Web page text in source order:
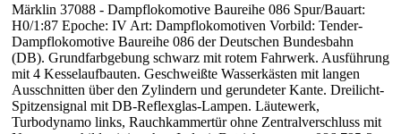
Märklin 37088 - Dampflokomotive Baureihe 086 Spur/Bauart:
H0/1:87 Epoche: IV Art: Dampflokomotiven Vorbild: Tender-
Dampflokomotive Baureihe 086 der Deutschen Bundesbahn
(DB). Grundfarbgebung schwarz mit rotem Fahrwerk. Ausführung
mit 4 Kesselaufbauten. Geschweißte Wasserkästen mit langen
Ausschnitten über den Zylindern und gerundeter Kante. Dreilicht-
Spitzensignal mit DB-Reflexglas-Lampen. Läutewerk,
Turbodynamo links, Rauchkammertür ohne Zentralverschluss mit